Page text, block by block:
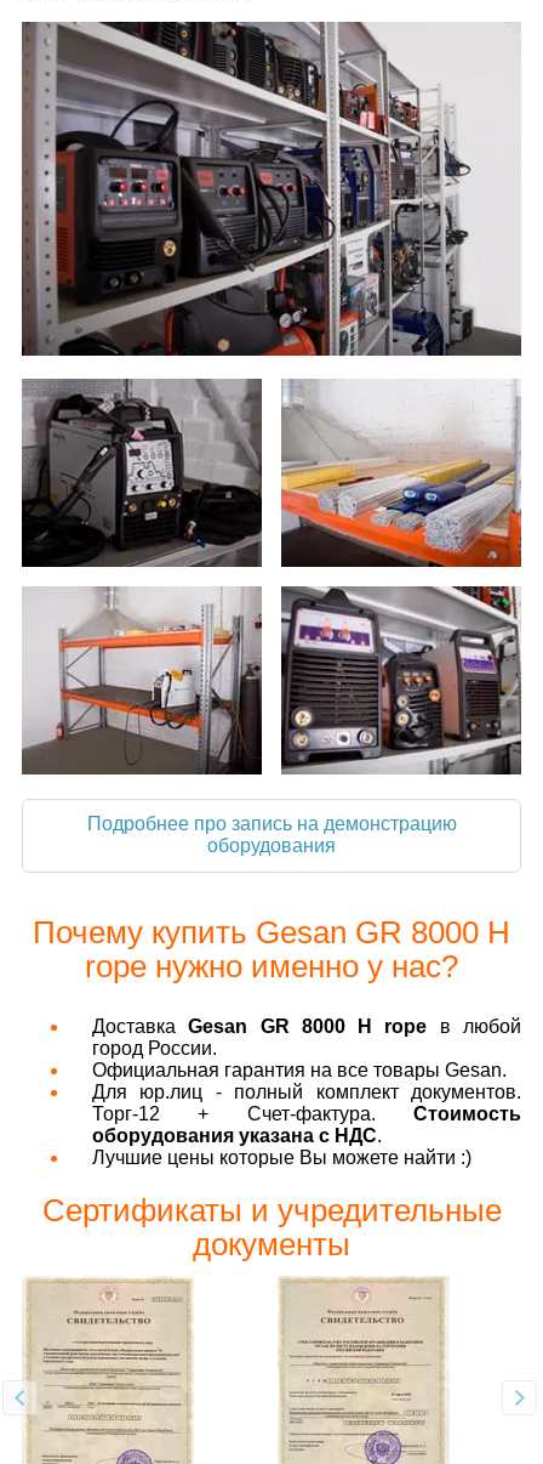
Подробнее про запись на демонстрацию
оборудования
Почему купить Gesan GR 8000 H
rope нужно именно у нас?
ДоставкаGesan GR 8000 H rope в любой
город России.
Официальная гарантия на все товары Gesan.
Для юр.лиц - полный комплект документов.
Торг-12 + Счет-фактура. Стоимость
оборудования указана с НДС.
Лучшие цены которые Вы можете найти :)
Сертификаты и учредительные
документы